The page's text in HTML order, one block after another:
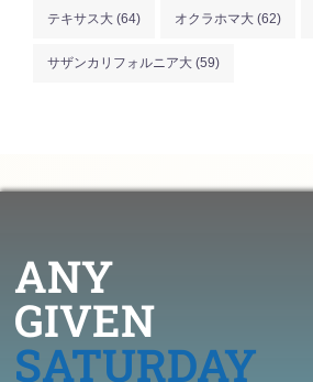
テキサス大 (64) オクラホマ大 (62)
サザンカリフォルニア大 (59)
ANY
GIVEN
SATURDAY